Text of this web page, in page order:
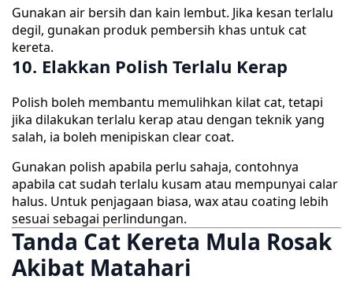
Gunakan air bersih dan kain lembut. Jika kesan terlalu
degil, gunakan produk pembersih khas untuk cat
kereta.
10. Elakkan Polish Terlalu Kerap
Polish boleh membantu memulihkan kilat cat, tetapi
jika dilakukan terlalu kerap atau dengan teknik yang
salah, ia boleh menipiskan clear coat.
Gunakan polish apabila perlu sahaja, contohnya
apabila cat sudah terlalu kusam atau mempunyai calar
halus. Untuk penjagaan biasa, wax atau coating lebih
sesuai sebagai perlindungan.
Tanda Cat Kereta Mula Rosak
Akibat Matahari